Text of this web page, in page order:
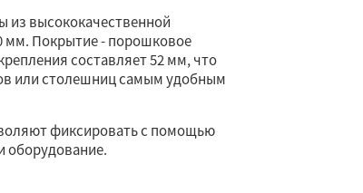
из высококачественной
мм. Покрытие - порошковое
составляет 52 мм, что
или столешниц самым удобным
фиксировать с помощью
оборудование.